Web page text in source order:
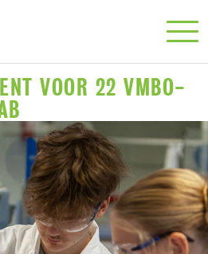
VOOR 22 VMBO-